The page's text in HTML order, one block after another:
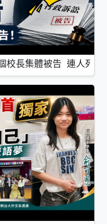
校長集體被告 連人死了